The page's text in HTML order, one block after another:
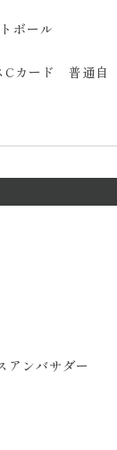
ボール
Cカード 普通自
アンバサダー